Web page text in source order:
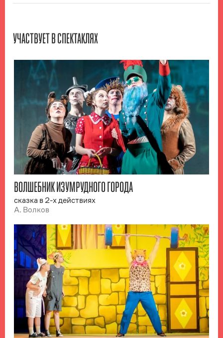
УЧАСТВУЕТ В СПЕКТАКЛЯХ
ВОЛШЕБНИК ИЗУМРУДНОГО ГОРОДА
сказка в 2-х действиях
А. Волков